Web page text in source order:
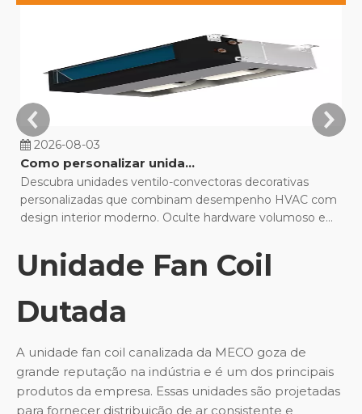
2026-08-03
Como personalizar unidades fan coil decorativas para projetos de construção?
Descubra unidades ventilo-convectoras decorativas
personalizadas que combinam desempenho HVAC com
design interior moderno. Oculte hardware volumoso e
Unidade Fan Coil
Dutada
A unidade fan coil canalizada da MECO goza de
grande reputação na indústria e é um dos principais
produtos da empresa. Essas unidades são projetadas
para fornecer distribuição de ar consistente e